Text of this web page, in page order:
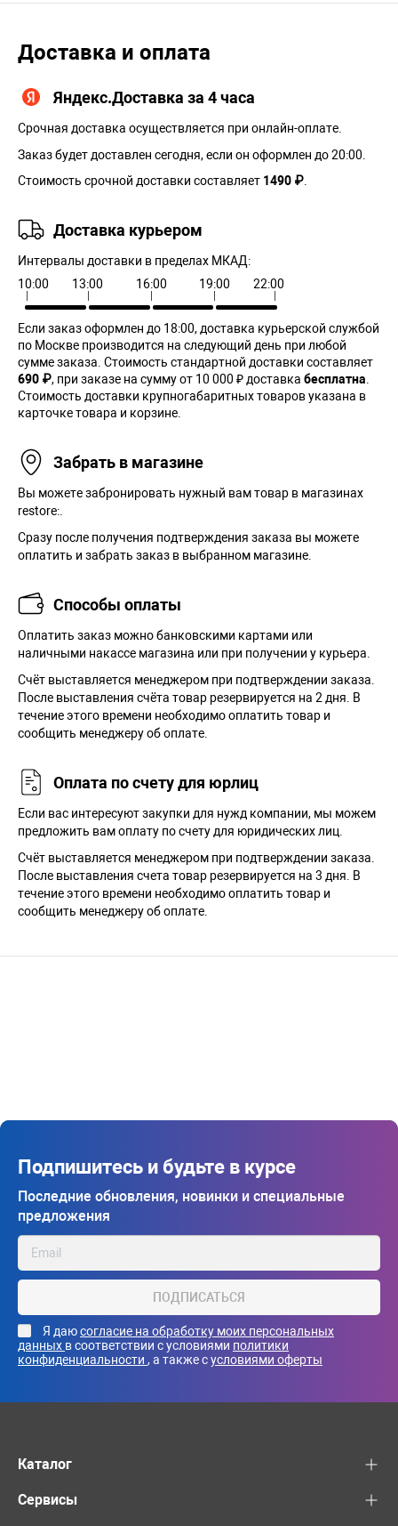
Доставка и оплата
Яндекс.Доставка за 4 часа
Срочная доставка осуществляется при онлайн-оплате.
Заказ будет доставлен сегодня, если он оформлен до 20:00.
Стоимость срочной доставки составляет 1490 ₽
Доставка курьером
Интервалы доставки в пределах МКАД:
10:00
13:00 16:00 19:00 22:00
Если заказ оформлен до 18:00, доставка курьерской службой
по Москве производится на следующий день при любой
сумме заказа. Cтоимость стандартной доставки составляет
690 ₽, при заказе на сумму от 10 000 ₽ доставка бесплатна
Стоимость доставки крупногабаритных товаров указана в
карточке товара и корзине.
Забрать в магазине
Вы можете забронировать нужный вам товар в магазинах
restore:.
Сразу после получения подтверждения заказа вы можете
оплатить и забрать заказ в выбранном магазине.
Способы оплаты
Оплатить заказ можно банковскими картами или
наличными накассе магазина или при получении у курьера.
Cчёт выставляется менеджером при подтверждении заказа.
После выставления счёта товар резервируется на 2 дня. В
течение этого времени необходимо оплатить товар и
сообщить менеджеру об оплате.
Оплата по счету для юрлиц
Если вас интересуют закупки для нужд компании, мы можем
предложить вам оплату по счету для юридических лиц.
Счёт выставляется менеджером при подтверждении заказа.
После выставления счета товар резервируется на 3 дня. В
течение этого времени необходимо оплатить товар и
сообщить менеджеру об оплате.
Подпишитесь и будьте в курсе
Последние обновления, новинки и специальные
предложения
ПОДПИСАТЬСЯ
Я даюсогласие на обработку моих персональных
данных в соответствии с условиями политики
конфиденциальности , а также сусловиями оферты
Каталог
Сервисы